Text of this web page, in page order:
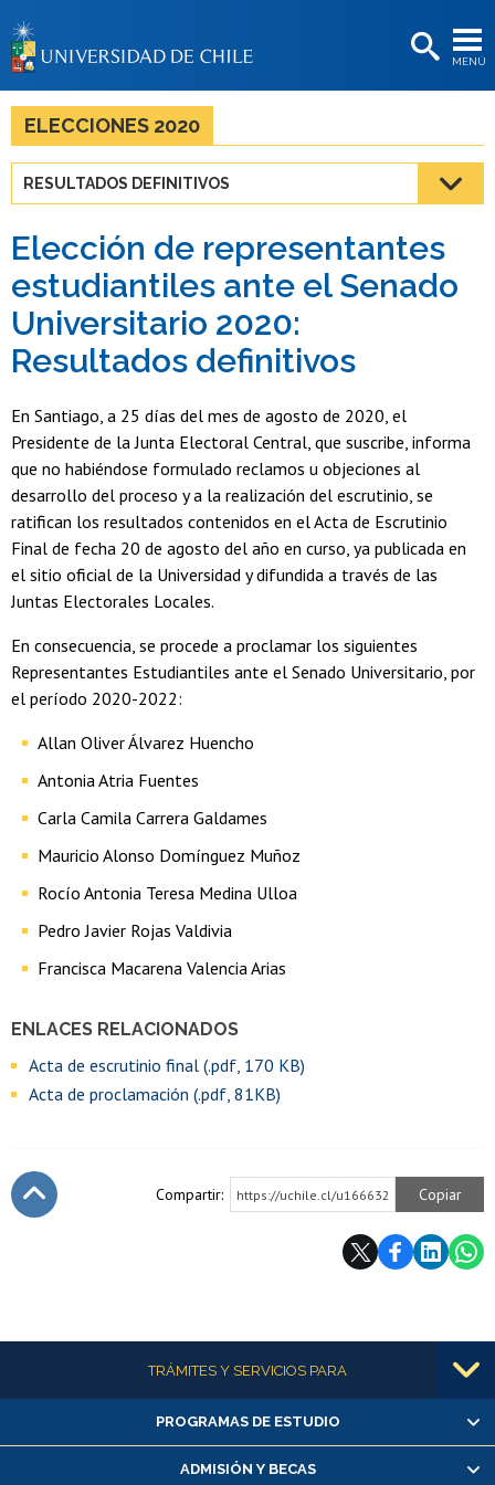
MENÚ
BIBLIOTECAS
LA UNIVERSIDAD
Estudiantes
Académicas/os
Funcionarias/os
Egresadas/os
ELECCIONES 2020
RESULTADOS DEFINITIVOS
Elección de representantes
estudiantiles ante el Senado
Universitario 2020:
Resultados definitivos
ENLACES RELACIONADOS
Acta de escrutinio final (.pdf, 170 KB)
Acta de proclamación (.pdf, 81KB)
En Santiago, a 25 días del mes de agosto de 2020, el
Presidente de la Junta Electoral Central, que suscribe, informa
que no habiéndose formulado reclamos u objeciones al
desarrollo del proceso y a la realización del escrutinio, se
ratifican los resultados contenidos en el Acta de Escrutinio
Final de fecha 20 de agosto del año en curso, ya publicada en
el sitio oficial de la Universidad y difundida a través de las
Juntas Electorales Locales.
En consecuencia, se procede a proclamar los siguientes
Representantes Estudiantiles ante el Senado Universitario, por
el período 2020-2022:
Allan Oliver Álvarez Huencho
Antonia Atria Fuentes
Carla Camila Carrera Galdames
Mauricio Alonso Domínguez Muñoz
Rocío Antonia Teresa Medina Ulloa
Pedro Javier Rojas Valdivia
Francisca Macarena Valencia Arias
Compartir: https://uchile.cl/u166632 Copiar
Más informaciónTRÁMITES Y SERVICIOS PARA
Alumnas/os y exalumnas/os
Matrícula en línea
PROGRAMAS DE ESTUDIO
ADMISIÓN Y BECAS